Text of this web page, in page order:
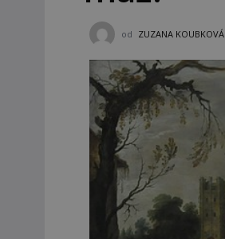
od ZUZANA KOUBKOVÁ